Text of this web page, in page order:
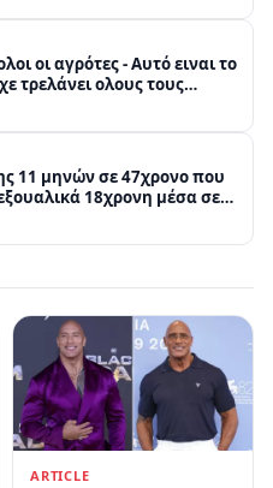
οι αγρότες - Αυτό ειναι το
τρελάνει ολους τους
11 μηνών σε 47χρονο που
18χρονη μέσα σε
ARTICLE